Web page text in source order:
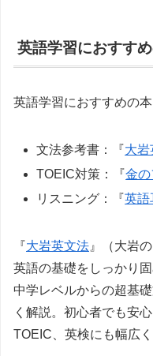
英語学習におすす
英語学習におすすめの本
文法参考書：『大岩
TOEIC対策：『金
リスニング：『英語
『大岩英文法 』（大岩
英語の基礎をしっかり
中学レベルからの超基
く解説。初心者でも安
TOEIC、英検にも幅広